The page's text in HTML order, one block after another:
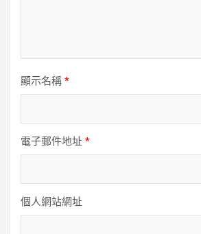
顯示名稱 *
電子郵件地址 *
個人網站網址